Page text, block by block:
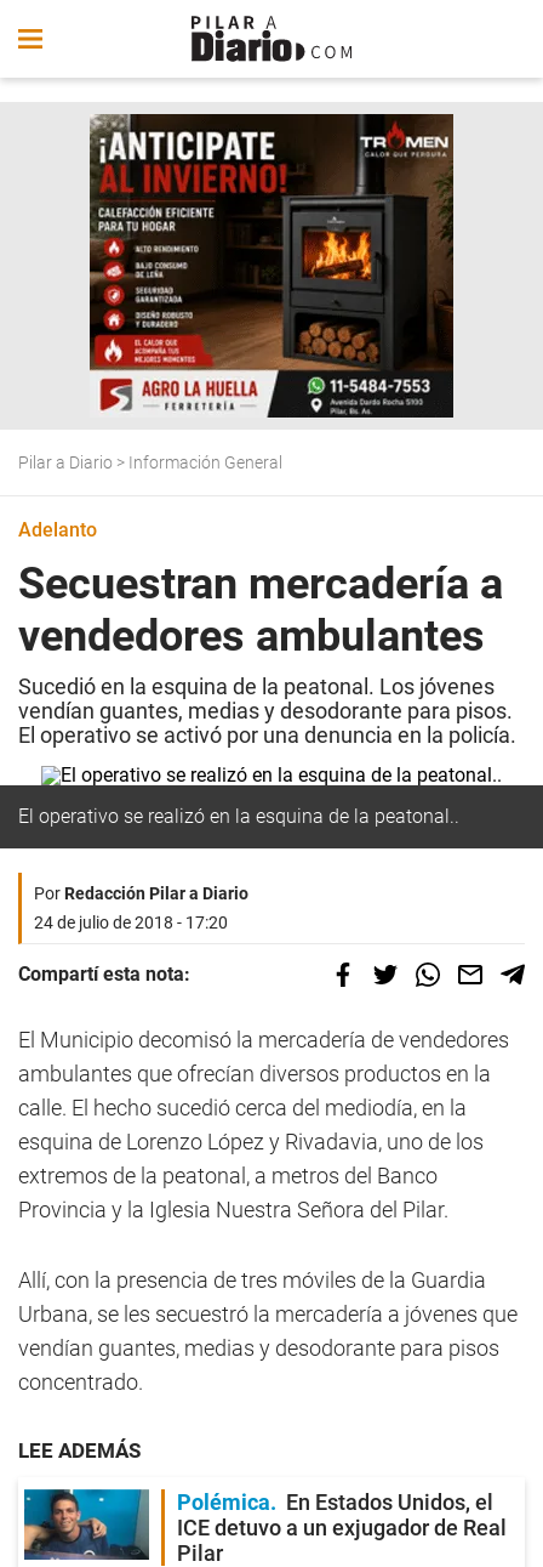
Pilar a Diario > Información General
Adelanto
Secuestran mercadería a
vendedores ambulantes
Sucedió en la esquina de la peatonal. Los jóvenes
vendían guantes, medias y desodorante para pisos.
El operativo se activó por una denuncia en la policía.
El operativo se realizó en la esquina de la peatonal..
PorRedacción Pilar a Diario
24 de julio de 2018 - 17:20
Compartí esta nota:
El Municipio decomisó la mercadería de vendedores
ambulantes que ofrecían diversos productos en la
calle. El hecho sucedió cerca del mediodía, en la
esquina de Lorenzo López y Rivadavia, uno de los
extremos de la peatonal, a metros del Banco
Provincia y la Iglesia Nuestra Señora del Pilar.
Allí, con la presencia de tres móviles de la Guardia
Urbana, se les secuestró la mercadería a jóvenes que
vendían guantes, medias y desodorante para pisos
concentrado.
LEE ADEMÁS
Polémica
En Estados Unidos, el
ICE detuvo a un exjugador de Real
Pilar